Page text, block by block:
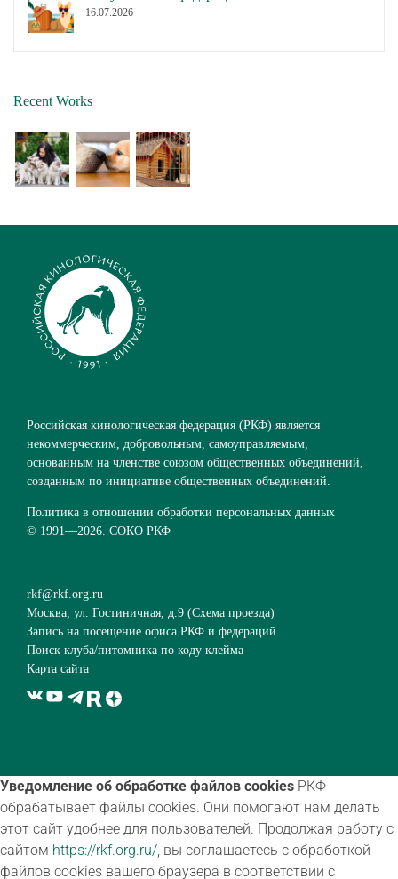
16.07.2026
Recent Works
Российская кинологическая федерация (РКФ) является
некоммерческим, добровольным, самоуправляемым,
основанным на членстве союзом общественных объединений,
созданным по инициативе общественных объединений.
Политика в отношении обработки персональных данных
© 1991—2026. СОКО РКФ
rkf@rkf.org.ru
Москва, ул. Гостиничная, д.9 (Схема проезда)
Запись на посещение офиса РКФ и федераций
Поиск клуба/питомника по коду клейма
Карта сайта
Уведомление об обработке файлов cookies РКФ
обрабатывает файлы cookies. Они помогают нам делать
этот сайт удобнее для пользователей. Продолжая работу с
сайтом https://rkf.org.ru/, вы соглашаетесь с обработкой
файлов cookies вашего браузера в соответствии с